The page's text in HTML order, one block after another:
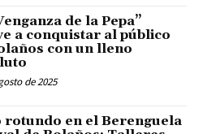
de la Pepa”
a conquistar al público
con un lleno
de 2025
rotundo en el Berenguela